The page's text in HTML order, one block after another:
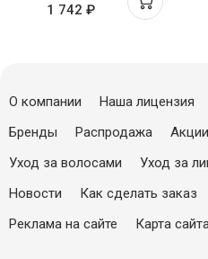
1 742 ₽
О компании Наша лицензия
Бренды
Распродажа Акции
Уход за волосами
Уход за
Новости
Как сделать заказ
Реклама на сайте
Карта